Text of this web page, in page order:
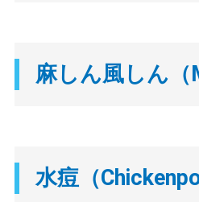
麻しん風しん（
水痘（